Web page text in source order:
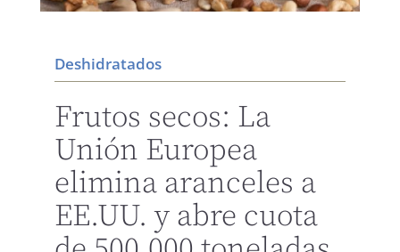
Deshidratados
Frutos secos: La
Unión Europea
elimina aranceles a
EE.UU. y abre cuota